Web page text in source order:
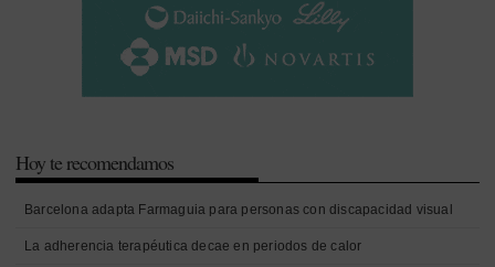
Hoy te recomendamos
Barcelona adapta Farmaguia para personas con discapacidad visual
La adherencia terapéutica decae en periodos de calor